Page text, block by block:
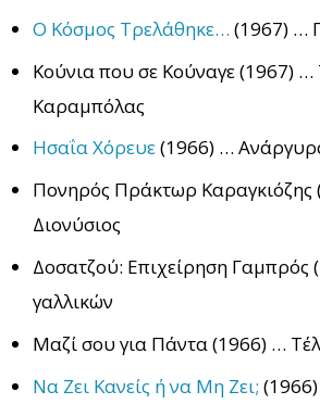
Ο Κόσμος Τρελάθηκε… (1967) …
Κούνια που σε Κούναγε (1967)
Καραμπόλας
Ησαΐα Χόρευε(1966) …
Πονηρός Πράκτωρ Καραγκιόζης
Διονύσιος
Δοσατζού: Επιχείρηση Γαμπρός
γαλλικών
Μαζί σου για Πάντα (1966) …
Να Ζει Κανείς ή να Μη Ζει;